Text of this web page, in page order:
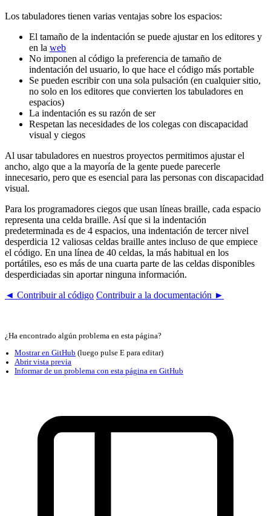
Los tabuladores tienen varias ventajas sobre los espacios:
El tamaño de la indentación se puede ajustar en los editores y
en la web
No imponen al código la preferencia de tamaño de
indentación del usuario, lo que hace el código más portable
Se pueden escribir con una sola pulsación (en cualquier sitio,
no solo en los editores que convierten los tabuladores en
espacios)
La indentación es su razón de ser
Respetan las necesidades de los colegas con discapacidad
visual y ciegos
Al usar tabuladores en nuestros proyectos permitimos ajustar el
ancho, algo que a la mayoría de la gente puede parecerle
innecesario, pero que es esencial para las personas con discapacidad
visual.
Para los programadores ciegos que usan líneas braille, cada espacio
representa una celda braille. Así que si la indentación
predeterminada es de 4 espacios, una indentación de tercer nivel
desperdicia 12 valiosas celdas braille antes incluso de que empiece
el código. En una línea de 40 celdas, la más habitual en los
portátiles, eso es más de una cuarta parte de las celdas disponibles
desperdiciadas sin aportar ninguna información.
◄ Contribuir al código Contribuir a la documentación ►